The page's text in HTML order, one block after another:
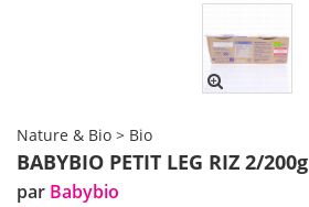
Nature & Bio > Bio
BABYBIO PETIT LEG RIZ 2/200g
par Babybio